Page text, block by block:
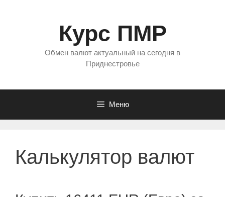
Курс ПМР
Обмен валют актуальный на сегодня в
Приднестровье
Меню
Калькулятор валют